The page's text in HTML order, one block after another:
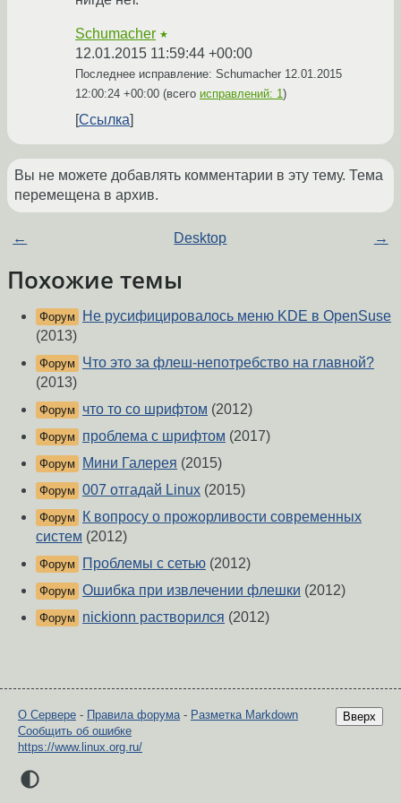
Schumacher ★
12.01.2015 11:59:44 +00:00
Последнее исправление: Schumacher 12.01.2015
12:00:24 +00:00 (всего исправлений: 1)
Ссылка
Вы не можете добавлять комментарии в эту тему. Тема
перемещена в архив.
← Desktop →
Похожие темы
Форум
Не русифицировалось меню KDE в OpenSuse
(2013)
Форум
Что это за флеш-непотребство на главной?
(2013)
Форум что то со шрифтом (2012)
Форум проблема с шрифтом (2017)
Форум Мини Галерея (2015)
Форум 007 отгадай Linux (2015)
Форум
К вопросу о прожорливости современных
систем (2012)
Форум Проблемы с сетью (2012)
Форум Ошибка при извлечении флешки (2012)
Форум nickionn растворился (2012)
Вверх
О Сервере - Правила форума- Разметка Markdown
Сообщить об ошибке
https://www.linux.org.ru/